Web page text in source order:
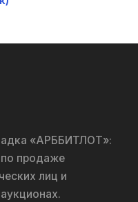
«АРББИТЛОТ»:
по продаже
лиц и